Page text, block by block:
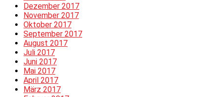
Dezember 2017
November 2017
Oktober 2017
September 2017
August 2017
Juli 2017
Juni 2017
Mai 2017
April 2017
März 2017